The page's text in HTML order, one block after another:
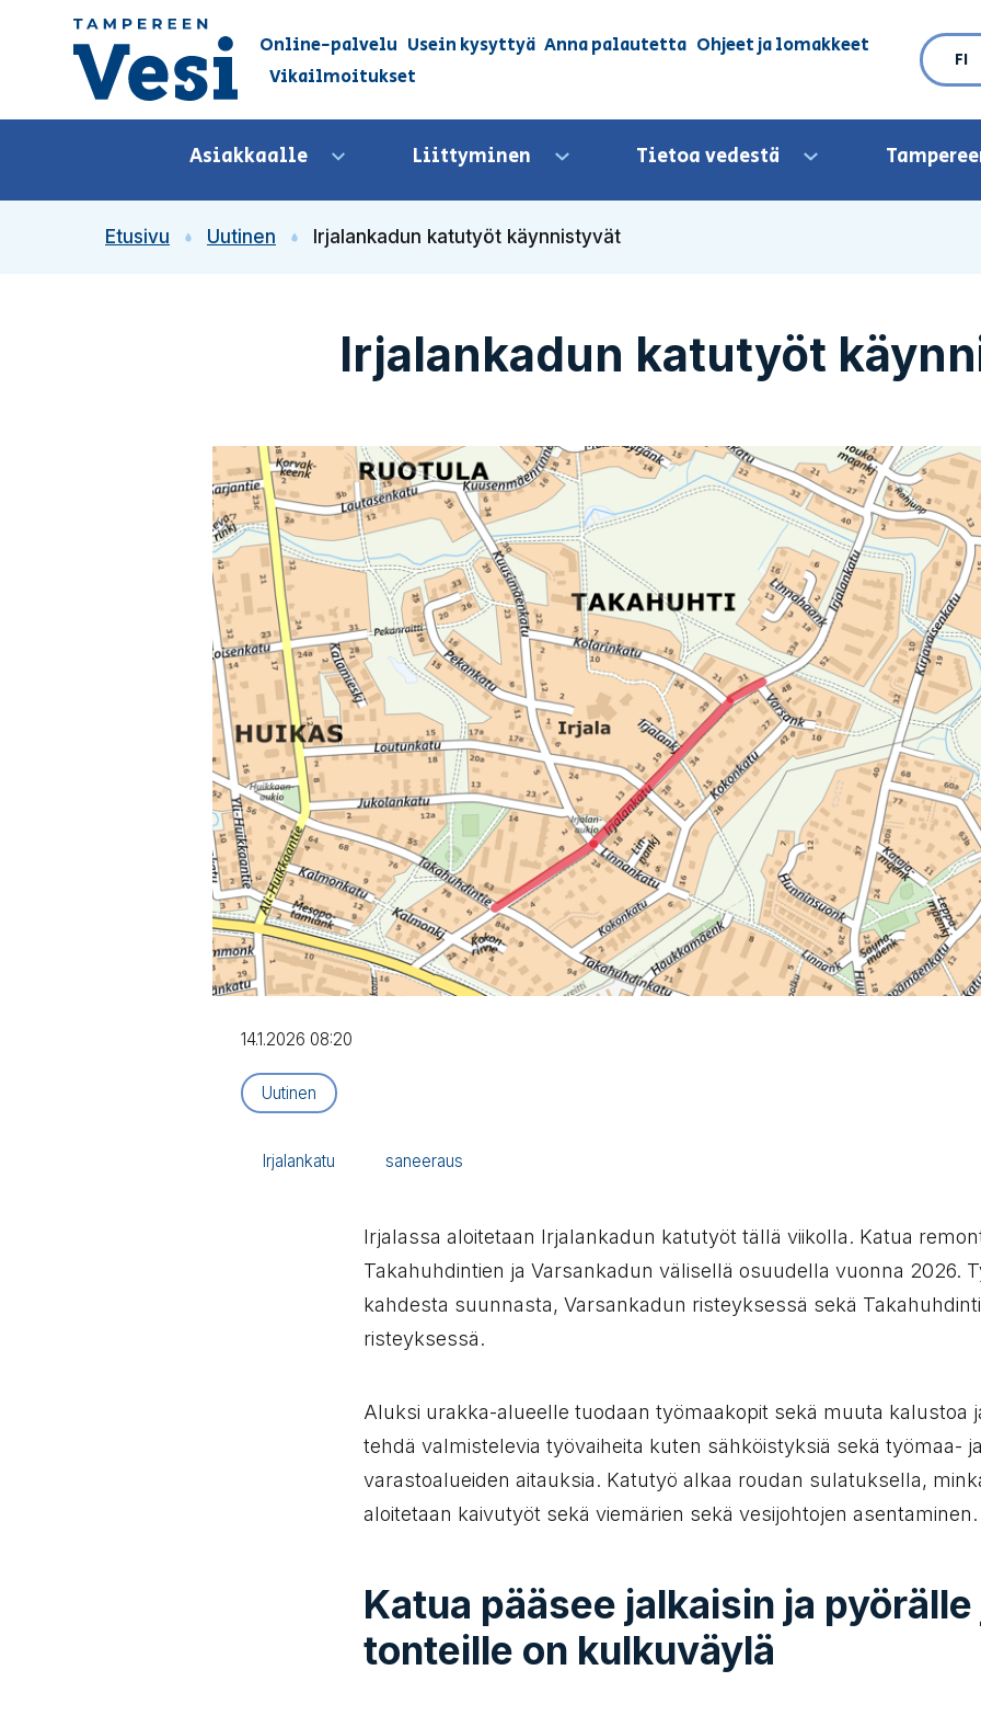
Siirry sisältöön
Siirry etusivulle
Online-palvelu Usein kysyttyä Anna palautetta Ohjeet ja lomakkeet
Vikailmoitukset
FI
Asiakkaalle Avaa valikkoLiittyminen Avaa valikkoTietoa vedestä Avaa valikko
Etusivu Uutinen Irjalankadun katutyöt käynnistyvät
Irjalankadun katutyöt
14.1.2026 08:20
Artikkelityyppi:
Uutinen
Irjalankatu saneeraus
Irjalassa aloitetaan Irjalankadun katutyöt tällä viikolla. Katua
Takahuhdintien ja Varsankadun välisellä osuudella vuonna 2026.
kahdesta suunnasta, Varsankadun risteyksessä sekä
risteyksessä.
Aluksi urakka-alueelle tuodaan työmaakopit sekä muuta kalustoa
tehdä valmistelevia työvaiheita kuten sähköistyksiä sekä työmaa-
varastoalueiden aitauksia. Katutyö alkaa roudan sulatuksella,
aloitetaan kaivutyöt sekä viemärien sekä vesijohtojen asentaminen.
Katua pääsee jalkaisin ja pyörälle
tonteille on kulkuväylä